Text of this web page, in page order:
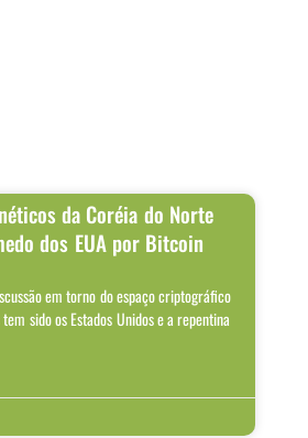
da Coréia do Norte
dos EUA por Bitcoin
em torno do espaço criptográfico
sido os Estados Unidos e a repentina